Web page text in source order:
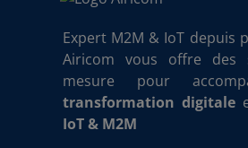
Expert M2M & IoT depuis
Airicom vous offre des
mesure pour
transformation digitale
IoT & M2M